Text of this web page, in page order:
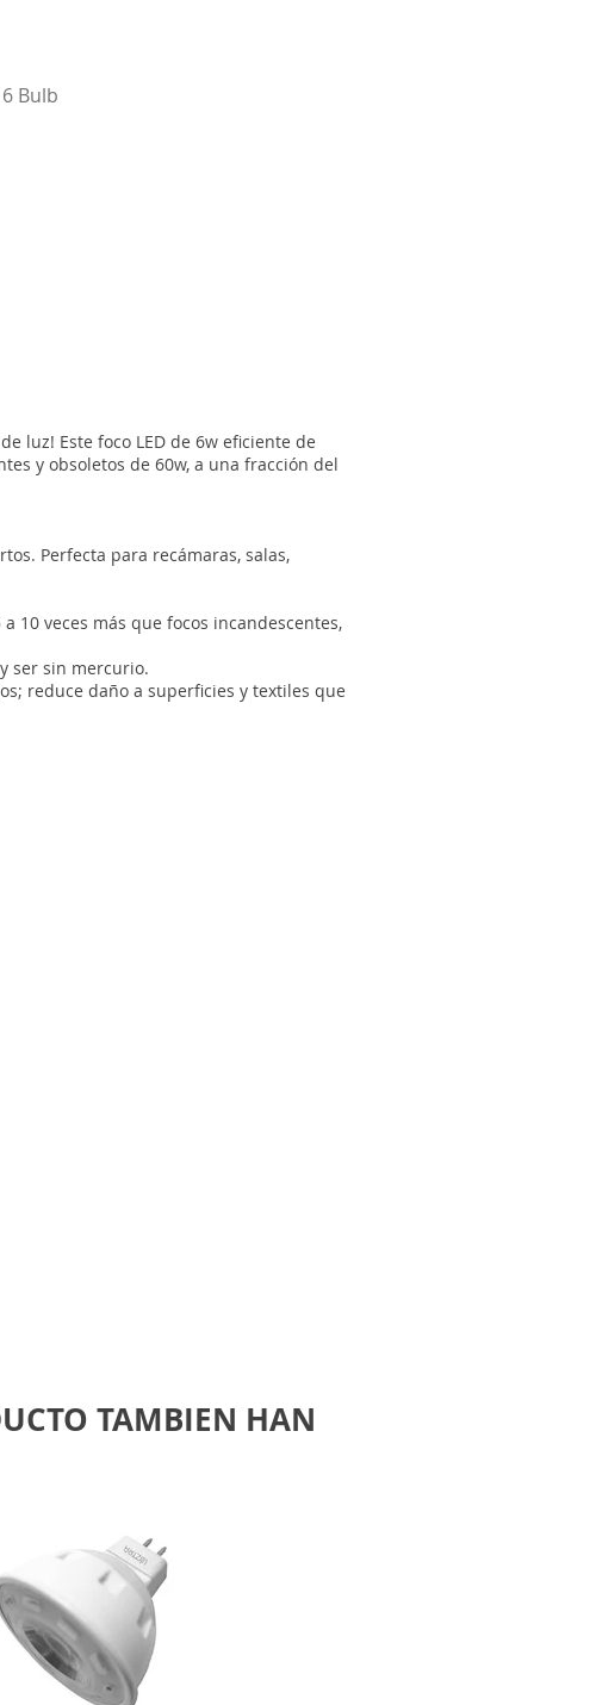
Bulb
luz! Este foco LED de 6w eficiente de
y obsoletos de 60w, a una fracción del
Perfecta para recámaras, salas,
10 veces más que focos incandescentes,
ser sin mercurio.
reduce daño a superficies y textiles que
TAMBIEN HAN